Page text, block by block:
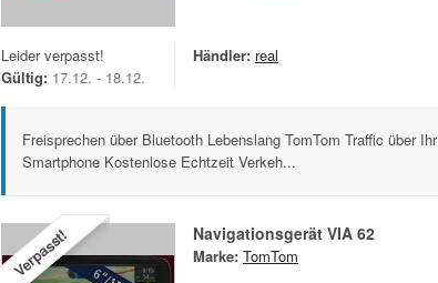
Leider verpasst!
Gültig: 17.12. - 18.12.
Händler: real
Freisprechen über Bluetooth Lebenslang TomTom Traffic über Ihr
Smartphone Kostenlose Echtzeit Verkeh...
Verpasst! Navigationsgerät VIA 62
Marke: TomTom